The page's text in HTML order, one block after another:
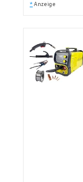
* Anzeige